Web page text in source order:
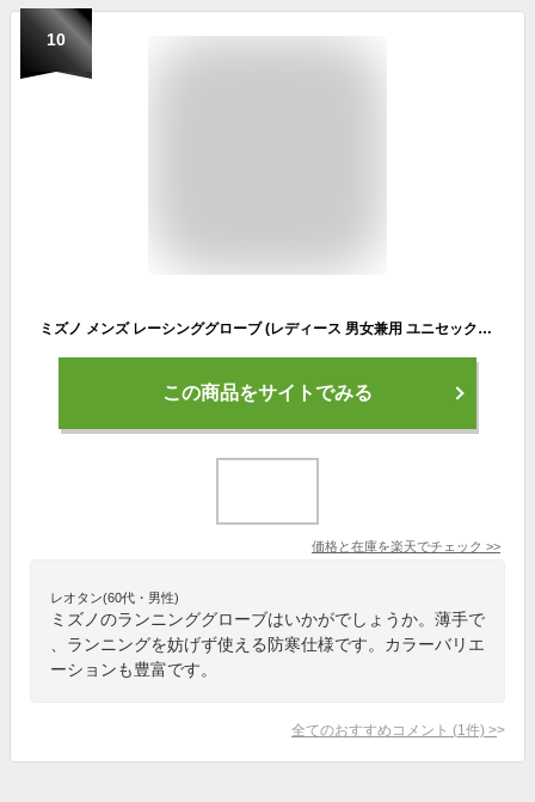
10
ミズノ メンズ レーシンググローブ (レディース 男女兼用 ユニセックス 手袋 防寒 薄手 ランニンググローブ スポーツ トレーニング 小物 ランニング手袋 mizuno 即日発送) U2MY2502
この商品をサイトでみる
価格と在庫を楽天でチェック >>
レオタン(60代・男性)
ミズノのランニンググローブはいかがでしょうか。薄手で
、ランニングを妨げず使える防寒仕様です。カラーバリエ
ーションも豊富です。
全てのおすすめコメント (1 件) >